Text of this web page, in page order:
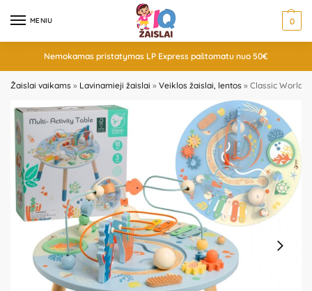
MENIU 0
Nemokamas pristatymas LP Express paštomatu nuo 50€
Žaislai vaikams » Lavinamieji žaislai » Veiklos žaislai, lentos » Classic World